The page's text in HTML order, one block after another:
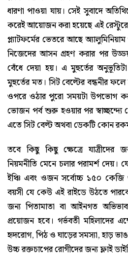
ধারণা পাওয়া যায়। সেই সুবাদে
করেই আয়োজন করা হয়েছে এই
প্ল্যাটফর্মের ভেতরে আছে
নিজেদের আসন গ্রহণ করার পর
বেঁধে দেয়া হয়। এ মুহুর্তের
মুহুর্তের মত। সিট বেল্টের বন্ধনীর
ওপরে ওঠার পুরো সময়টা উপভোগ
ভোজন পর্ব শুরু হওয়ার পর স্বাচ্ছন্দ্যে
এতে সিট বেল্ট অথবা ডেকটি কোন
তবে কিছু কিছু ক্ষেত্রে যাত্রীদের
নিয়মনীতি মেনে চলার পরামর্শ দেয়।
ইঞ্চি এবং ওজন সর্বোচ্চ ১৫০
বয়সী যে কেউ এই রাইডে উঠতে
জন্য পিতামাতা বা আইনগত
প্রয়োজন হবে। গর্ভবতী মহিলাদের
হৃদরোগ, পিঠ ও ঘাড়ের সমস্যা, হাড়
উচ্চ রক্তচাপের রোগীদের জন্য ফ্লাই